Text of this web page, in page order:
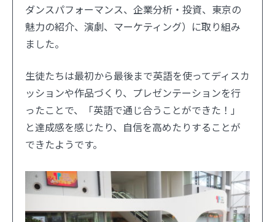
ダンスパフォーマンス、企業分析・投資、東京の
魅力の紹介、演劇、マーケティング）に取り組み
ました。
生徒たちは最初から最後まで英語を使ってディスカ
ッションや作品づくり、プレゼンテーションを行
ったことで、「英語で通じ合うことができた！」
と達成感を感じたり、自信を高めたりすることが
できたようです。